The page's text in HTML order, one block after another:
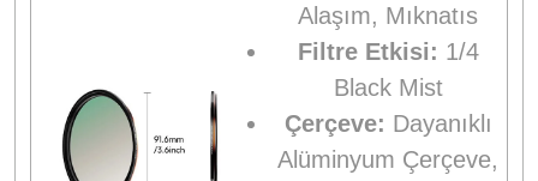
Alaşım, Mıknatıs
Filtre Etkisi: 1/4
Black Mist
Çerçeve: Dayanıklı
Alüminyum Çerçeve,